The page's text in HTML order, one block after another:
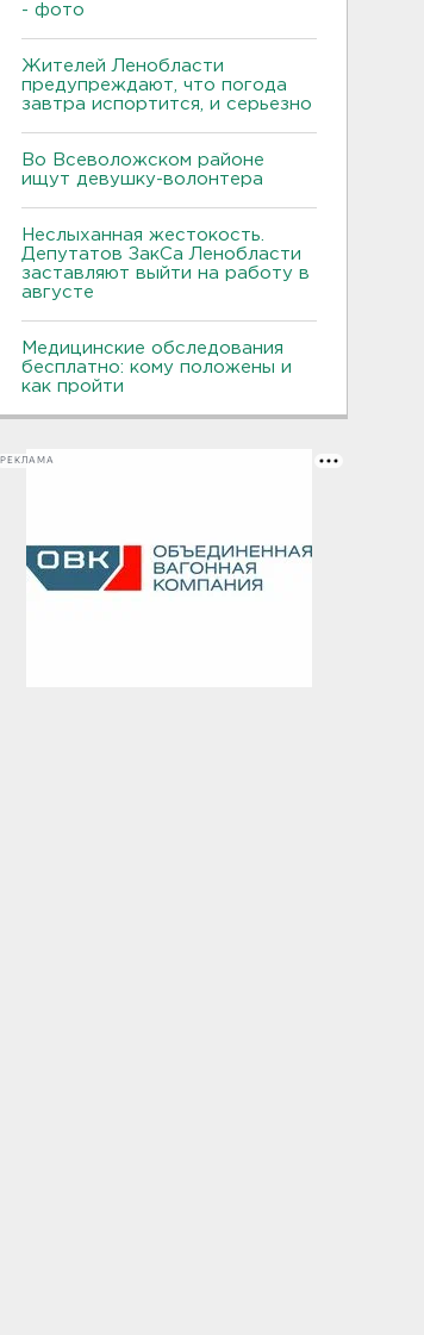
- фото
Жителей Ленобласти
предупреждают, что погода
завтра испортится, и серьезно
Во Всеволожском районе
ищут девушку-волонтера
Неслыханная жестокость.
Депутатов ЗакСа Ленобласти
заставляют выйти на работу в
августе
Медицинские обследования
бесплатно: кому положены и
как пройти
РЕКЛАМА